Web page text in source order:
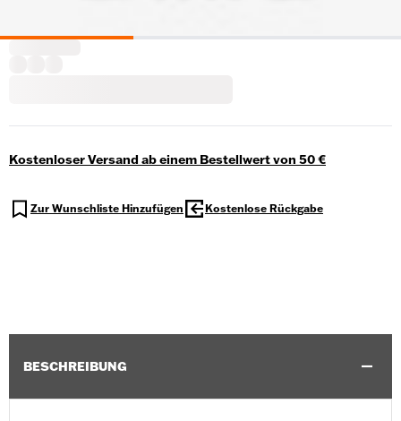
Kostenloser Versand ab einem Bestellwert von 50 €
Zur Wunschliste Hinzufügen Kostenlose Rückgabe
BESCHREIBUNG